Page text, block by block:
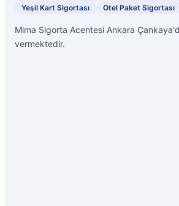
Yeşil Kart Sigortası
Otel Paket Sigortası
Mima Sigorta Acentesi Ankara
vermektedir.